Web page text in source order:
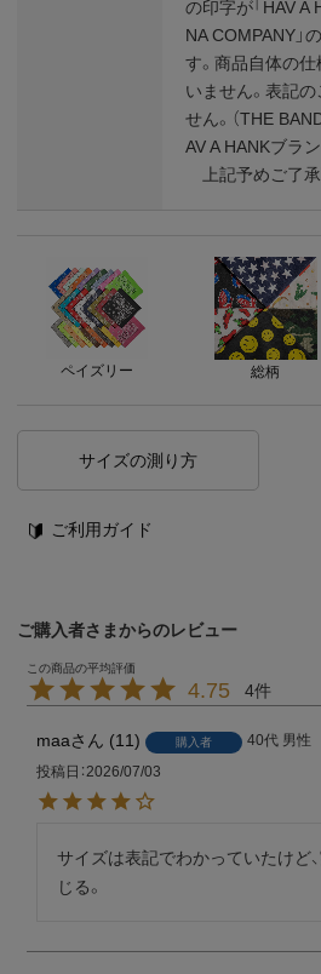
の印字が「HAV A
NA COMPANY」
す。商品自体の
いません。表記
せん。（THE
AV A HANKブラ
上記予めご了承
ペイズリー 総柄
サイズの測り方
ご利用ガイド
ご購入者さまからのレビュー
4.75 4
maa 11 購入者 40代 男性
投稿日 2026/07/03
サイズは表記でわかっていたけど
じる。